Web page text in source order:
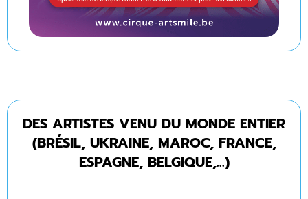
DES ARTISTES VENU DU MONDE ENTIER
(BRÉSIL, UKRAINE, MAROC, FRANCE,
ESPAGNE, BELGIQUE,...)